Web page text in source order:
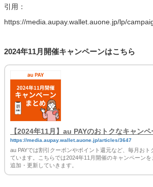
引用：
https://media.aupay.wallet.auone.jp/lp/
2024年11月開催キャンペーンはこちら
【2024年11月】au PAYのおトクなキャン
https://media.aupay.wallet.auone.jp/articles/3647
au PAYでは割引クーポンやポイント還元など、毎月おト
ています。こちらでは2024年11月開催のキャンペーン
追加・更新していきます。